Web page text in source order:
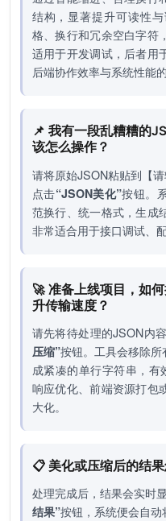
结构，显著提升可读性与
格、换行和冗余空白字符
适用于开发调试，后者用
后端协作效率与系统性能
📌 我有一段乱糟糟的
该怎么操作？
请将原始JSON粘贴到【
点击“JSON美化”按钮。
范换行、统一格式，生成
非常适合用于接口调试、
🚀 准备上线项目，如
升传输速度？
请先将待处理的JSON内
压缩”按钮。工具会移除
成紧凑的单行字符串，
响应优化、前端资源打包
大化。
📋 美化或压缩后的结
处理完成后，结果会实时
结果”按钮，系统便会自